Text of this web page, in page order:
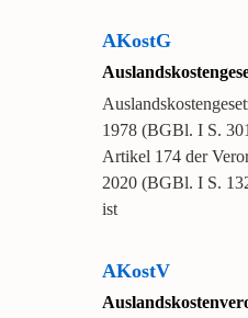
AKostG
1978 (BGBl. I S.
Artikel 174 der
2020 (BGBl. I S.
ist
AKostV